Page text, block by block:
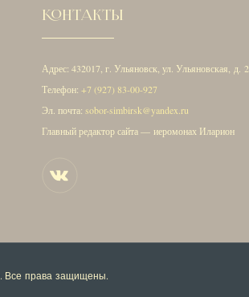
КОНТАКТЫ
Адрес: 432017, г. Ульяновск, ул. Ульяновская, д. 2
Телефон: +7 (927) 83-00-927
Эл. почта: sobor-simbirsk@yandex.ru
Главный редактор сайта — иеромонах Иларион
. Все права защищены.